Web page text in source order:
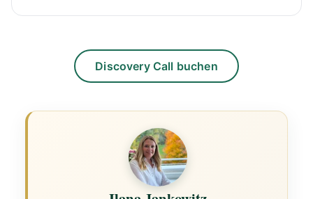
Discovery Call buchen